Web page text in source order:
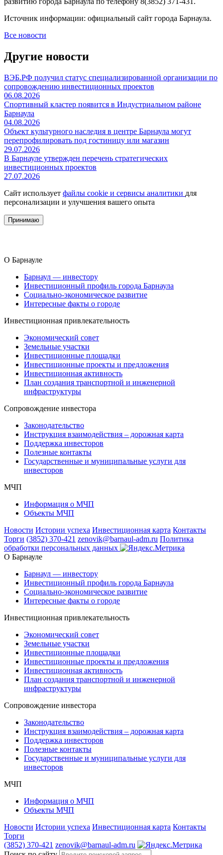
Источник информации: официальный сайт города Барнаула.
Все новости
Другие новости
ВЭБ.РФ получил статус специализированной организации по
сопровождению инвестиционных проектов
06.08.2026
Спортивный кластер появится в Индустриальном районе
Барнаула
04.08.2026
Объект культурного наследия в центре Барнаула могут
перепрофилировать под гостиницу или магазин
29.07.2026
В Барнауле утвержден перечень стратегических
инвестиционных проектов
27.07.2026
Сайт использует файлы cookie и сервисы аналитики для
персонализации и улучшения вашего опыта
Принимаю
О Барнауле
Барнаул — инвестору
Инвестиционный профиль города Барнаула
Социально-экономическое развитие
Интересные факты о городе
Инвестиционная привлекательность
Экономический совет
Земельные участки
Инвестиционные площадки
Инвестиционные проекты и предложения
Инвестиционная активность
План создания транспортной и инженерной
инфраструктуры
Сопровождение инвестора
Законодательство
Инструкция взаимодействия – дорожная карта
Поддержка инвесторов
Полезные контакты
Государственные и муниципальные услуги для
инвесторов
МЧП
Информация о МЧП
Объекты МЧП
Новости Истории успеха Инвестиционная карта Контакты
Торги (3852) 370-421 zenovik@barnaul-adm.ru Политика
обработки персональных данных
О Барнауле
Барнаул — инвестору
Инвестиционный профиль города Барнаула
Социально-экономическое развитие
Интересные факты о городе
Инвестиционная привлекательность
Экономический совет
Земельные участки
Инвестиционные площадки
Инвестиционные проекты и предложения
Инвестиционная активность
План создания транспортной и инженерной
инфраструктуры
Сопровождение инвестора
Законодательство
Инструкция взаимодействия – дорожная карта
Поддержка инвесторов
Полезные контакты
Государственные и муниципальные услуги для
инвесторов
МЧП
Информация о МЧП
Объекты МЧП
Новости Истории успеха Инвестиционная карта Контакты
Торги
(3852) 370-421 zenovik@barnaul-adm.ru